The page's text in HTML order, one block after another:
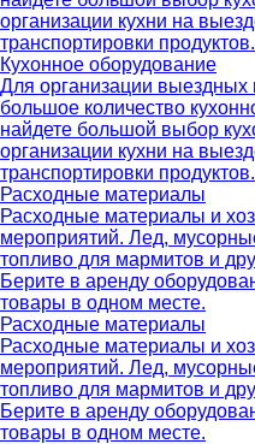
организации кухни на
транспортировки продуктов.
Кухонное оборудование
Для организации выездных
большое количество
найдете большой выбор
организации кухни на
транспортировки продуктов.
Расходные материалы
Расходные материалы и
мероприятий. Лед,
топливо для мармитов и
Берите в аренду
товары в одном месте.
Расходные материалы
Расходные материалы и
мероприятий. Лед,
топливо для мармитов и
Берите в аренду
товары в одном месте.